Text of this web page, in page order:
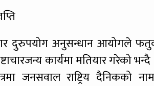
दुरुपयोग अनुसन्धान आयोगले
कार्यमा मतियार गरेको
जनसवाल राष्ट्रिय